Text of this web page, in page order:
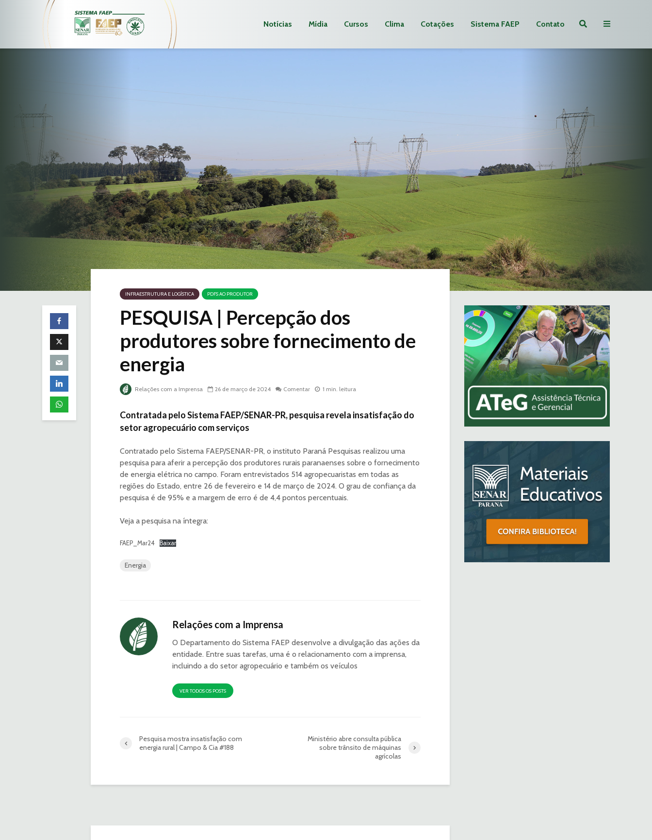
Notícias Mídia Cursos Clima Cotações Sistema FAEP Contato
INFRAESTRUTURA E LOGÍSTICA PDFS AO PRODUTOR
PESQUISA | Percepção dos
produtores sobre fornecimento de
energia
Relações com a Imprensa 26 de março de 2024 Comentar 1 min. leitura
Contratada pelo Sistema FAEP/SENAR-PR, pesquisa revela insatisfação do
setor agropecuário com serviços
Contratado pelo Sistema FAEP/SENAR-PR, o instituto Paraná Pesquisas realizou uma
pesquisa para aferir a percepção dos produtores rurais paranaenses sobre o fornecimento
de energia elétrica no campo. Foram entrevistados 514 agropecuaristas em todas as
regiões do Estado, entre 26 de fevereiro e 14 de março de 2024. O grau de confiança da
pesquisa é de 95% e a margem de erro é de 4,4 pontos percentuais.
Veja a pesquisa na íntegra:
FAEP_Mar24 Baixar
Energia
Relações com a Imprensa
O Departamento do Sistema FAEP desenvolve a divulgação das ações da
entidade. Entre suas tarefas, uma é o relacionamento com a imprensa,
incluindo a do setor agropecuário e também os veículos
VER TODOS OS POSTS
Pesquisa mostra insatisfação com
energia rural | Campo & Cia #188
Ministério abre consulta pública
sobre trânsito de máquinas
agrícolas